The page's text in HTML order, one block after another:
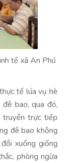
tế xã An Phú
tế lúa vụ hè
bao, qua đó,
trực tiếp
đê bao không
xuống giống
phòng ngừa